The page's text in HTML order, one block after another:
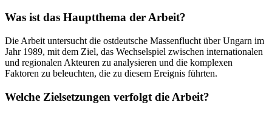
Was ist das Hauptthema der Arbeit?
Die Arbeit untersucht die ostdeutsche Massenflucht über Ungarn im
Jahr 1989, mit dem Ziel, das Wechselspiel zwischen internationalen
und regionalen Akteuren zu analysieren und die komplexen
Faktoren zu beleuchten, die zu diesem Ereignis führten.
Welche Zielsetzungen verfolgt die Arbeit?